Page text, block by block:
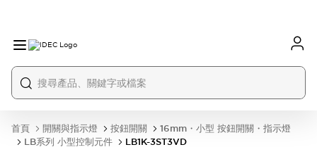
首頁 開關與指示燈 按鈕開關
16mm・小型 按鈕開關・指示燈
LB系列 小型控制元件
LB1K-3ST3VD